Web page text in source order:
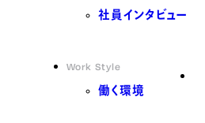
社員インタビュー
Work Style
働く環境